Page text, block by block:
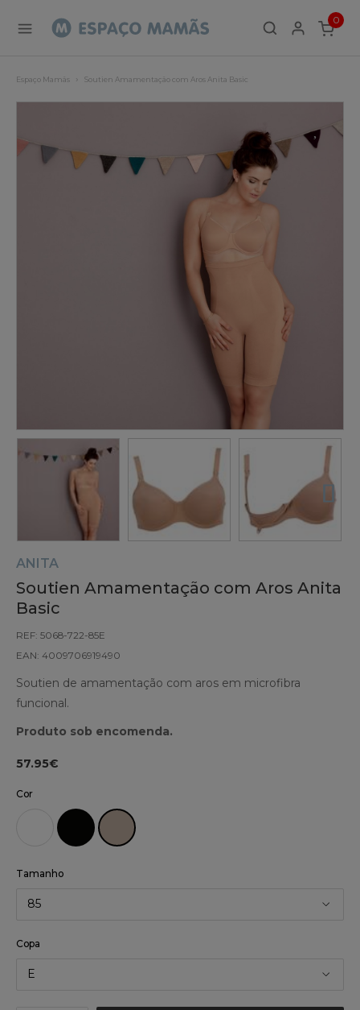
0
ITEMS
Espaço Mamãs Soutien Amamentação com Aros Anita Basic
ANITA
Soutien Amamentação com Aros Anita
Basic
REF: 5068-722-85E
EAN: 4009706919490
Soutien de amamentação com aros em microfibra
funcional.
Produto sob encomenda.
57.95€
Cor
Tamanho
85
Copa
E